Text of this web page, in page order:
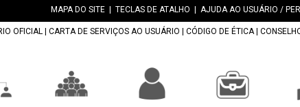
MAPA DO SITE TECLAS DE ATALHO AJUDA AO USUÁRIO /
OFICIAL CARTA DE SERVIÇOS AO USUÁRIO CÓDIGO DE ÉTICA|